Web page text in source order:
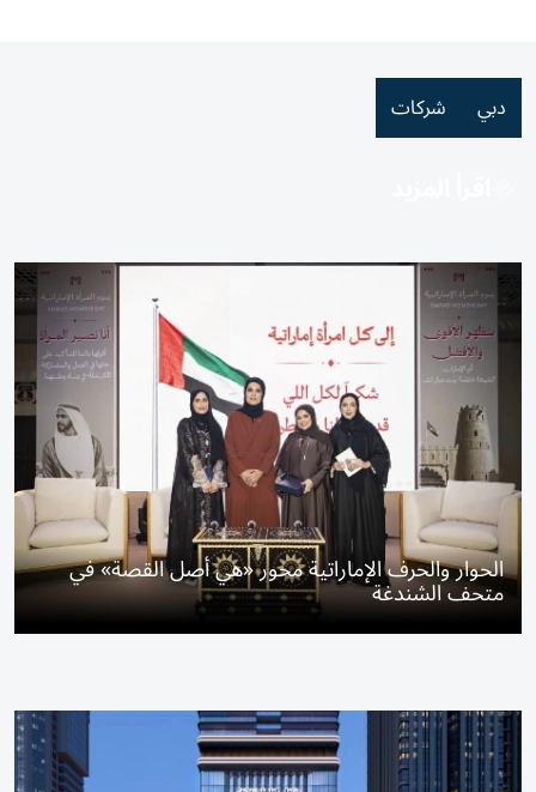
دبي شركات
الحوار والحرف الإماراتية محور «هي أصل القصة» في
متحف الشندغة